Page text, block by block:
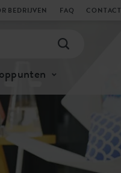
BEDRIJVEN FAQ CONTACT